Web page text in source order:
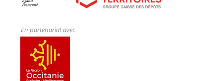
En partenariat avec